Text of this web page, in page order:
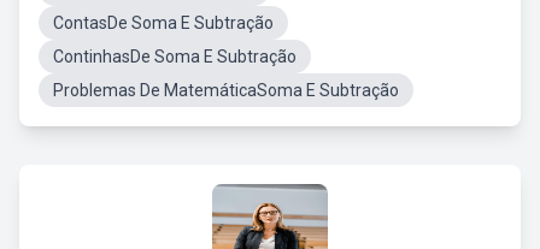
ContasDe Soma E Subtração
ContinhasDe Soma E Subtração
Problemas De MatemáticaSoma E Subtração